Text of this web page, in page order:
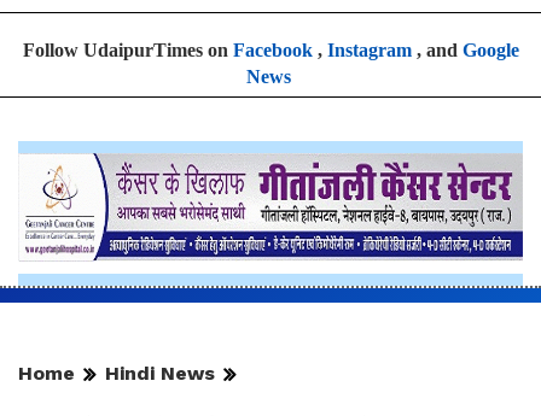
Follow UdaipurTimes on Facebook, Instagram, and Google
News
Home Hindi News